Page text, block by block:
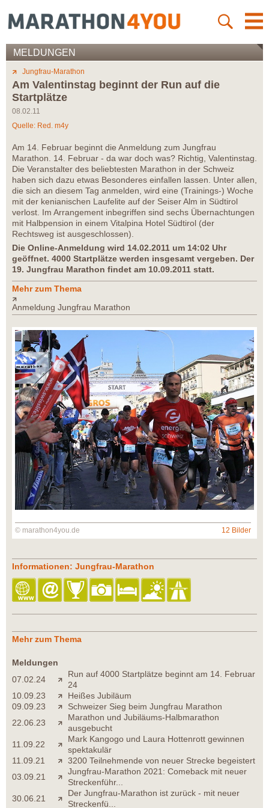
MELDUNGEN
Jungfrau-Marathon
Am Valentinstag beginnt der Run auf die
Startplätze
08.02.11
Quelle: Red. m4y
Am 14. Februar beginnt die Anmeldung zum Jungfrau
Marathon. 14. Februar - da war doch was? Richtig, Valentinstag.
Die Veranstalter des beliebtesten Marathon in der Schweiz
haben sich dazu etwas Besonderes einfallen lassen. Unter allen,
die sich an diesem Tag anmelden, wird eine (Trainings-) Woche
mit der kenianischen Laufelite auf der Seiser Alm in Südtirol
verlost. Im Arrangement inbegriffen sind sechs Übernachtungen
mit Halbpension in einem Vitalpina Hotel Südtirol (der
Rechtsweg ist ausgeschlossen).
Die Online-Anmeldung wird 14.02.2011 um 14:02 Uhr
geöffnet. 4000 Startplätze werden insgesamt vergeben. Der
19. Jungfrau Marathon findet am 10.09.2011 statt.
Mehr zum Thema
Anmeldung Jungfrau Marathon
© marathon4you.de 12 Bilder
Informationen: Jungfrau-Marathon
Mehr zum Thema
Meldungen
07.02.24
Run auf 4000 Startplätze beginnt am 14. Februar
24
10.09.23
Heißes Jubiläum
09.09.23
Schweizer Sieg beim Jungfrau Marathon
22.06.23
Marathon und Jubiläums-Halbmarathon
ausgebucht
11.09.22
Mark Kangogo und Laura Hottenrott gewinnen
spektakulär
11.09.21
3200 Teilnehmende von neuer Strecke begeistert
03.09.21
Jungfrau-Marathon 2021: Comeback mit neuer
Streckenführ...
30.06.21
Der Jungfrau-Marathon ist zurück - mit neuer
Streckenfü...